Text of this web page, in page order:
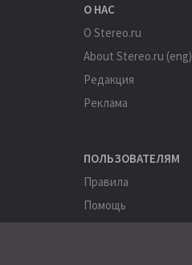
О НАС
О Stereo.ru
About Stereo.ru (eng)
Редакция
Реклама
ПОЛЬЗОВАТЕЛЯМ
Правила
Помощь